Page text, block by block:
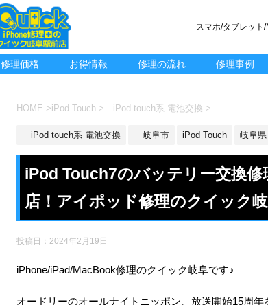
スマホ/タブレット
修理価格 お得情報 修理の流れ 修理事例
HOME >iPod Touch > iPod touch系 電池交換 >
iPod touch系 電池交換 岐阜市 iPod Touch 岐阜県
iPod Touch7のバッテリー交換
店！アイポッド修理のクイック
投稿日： 2024年2月19日
iPhone/iPad/MacBook修理のクイック岐阜です♪
オードリーのオールナイトニッポン、放送開始15周